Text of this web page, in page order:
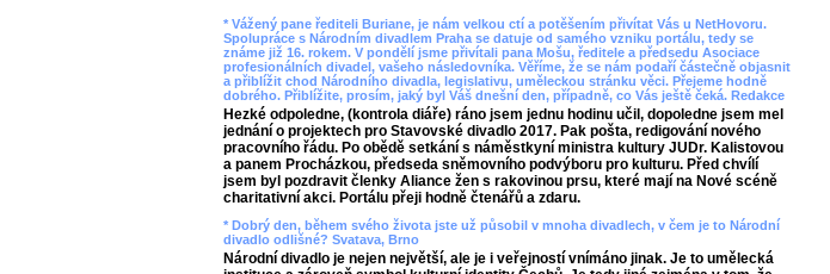
* Vážený pane řediteli Buriane, je nám velkou ctí a potěšením přivítat Vás u NetHovoru.
Spolupráce s Národním divadlem Praha se datuje od samého vzniku portálu, tedy se
známe již 16. rokem. V pondělí jsme přivítali pana Mošu, ředitele a předsedu Asociace
profesionálních divadel, vašeho následovníka. Věříme, že se nám podaří částečně objasnit
a přiblížit chod Národního divadla, legislativu, uměleckou stránku věci. Přejeme hodně
dobrého. Přiblížite, prosím, jaký byl Váš dnešní den, případně, co Vás ještě čeká. Redakce
Hezké odpoledne, (kontrola diáře) ráno jsem jednu hodinu učil, dopoledne jsem mel
jednání o projektech pro Stavovské divadlo 2017. Pak pošta, redigování nového
pracovního řádu. Po obědě setkání s náměstkyní ministra kultury JUDr. Kalistovou
a panem Procházkou, předseda sněmovního podvýboru pro kulturu. Před chvílí
jsem byl pozdravit členky Aliance žen s rakovinou prsu, které mají na Nové scéně
charitativní akci. Portálu přeji hodně čtenářů a zdaru.
* Dobrý den, během svého života jste už působil v mnoha divadlech, v čem je to Národní
divadlo odlišné? Svatava, Brno
Národní divadlo je nejen největší, ale je i veřejností vnímáno jinak. Je to umělecká